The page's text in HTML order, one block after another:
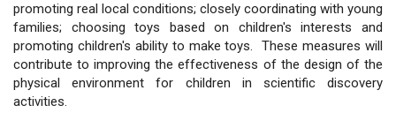
promoting real local conditions; closely coordinating with young
families; choosing toys based on children's interests and
promoting children's ability to make toys. These measures will
contribute to improving the effectiveness of the design of the
physical environment for children in scientific discovery
activities.